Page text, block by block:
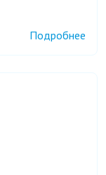
Подробнее